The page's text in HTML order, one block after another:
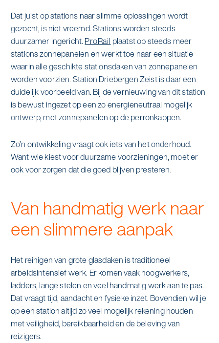
Zoeken
Offerte aanvragen
Dat juist op stations naar slimme oplossingen wordt
gezocht, is niet vreemd. Stations worden steeds
duurzamer ingericht. ProRail plaatst op steeds meer
stations zonnepanelen en werkt toe naar een situatie
waarin alle geschikte stationsdaken van zonnepanelen
worden voorzien. Station Driebergen Zeist is daar een
duidelijk voorbeeld van. Bij de vernieuwing van dit station
is bewust ingezet op een zo energieneutraal mogelijk
ontwerp, met zonnepanelen op de perronkappen.
Zo’n ontwikkeling vraagt ook iets van het onderhoud.
Want wie kiest voor duurzame voorzieningen, moet er
ook voor zorgen dat die goed blijven presteren.
Van handmatig werk naar
een slimmere aanpak
Het reinigen van grote glasdaken is traditioneel
arbeidsintensief werk. Er komen vaak hoogwerkers,
ladders, lange stelen en veel handmatig werk aan te pas.
Dat vraagt tijd, aandacht en fysieke inzet. Bovendien wil je
op een station altijd zo veel mogelijk rekening houden
met veiligheid, bereikbaarheid en de beleving van
reizigers.